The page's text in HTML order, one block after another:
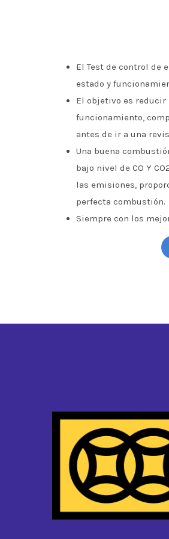
El Test de control de
estado y
El objetivo es reducir
funcionamiento,
antes de ir a una
Una buena
bajo nivel de CO Y
las emisiones,
perfecta combustión.
Siempre con los